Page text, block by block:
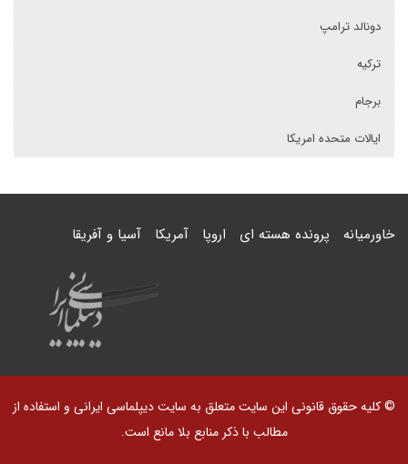
دونالد ترامپ
ترکیه
برجام
ایالات متحده امریکا
خاورمیانه پرونده هسته ای اروپا آمریکا آسیا و آفریقا
© کلیه حقوق قانونی این سایت متعلق به سایت دیپلماسی ایرانی و استفاده از
مطالب با ذکر منابع بلا مانع است.